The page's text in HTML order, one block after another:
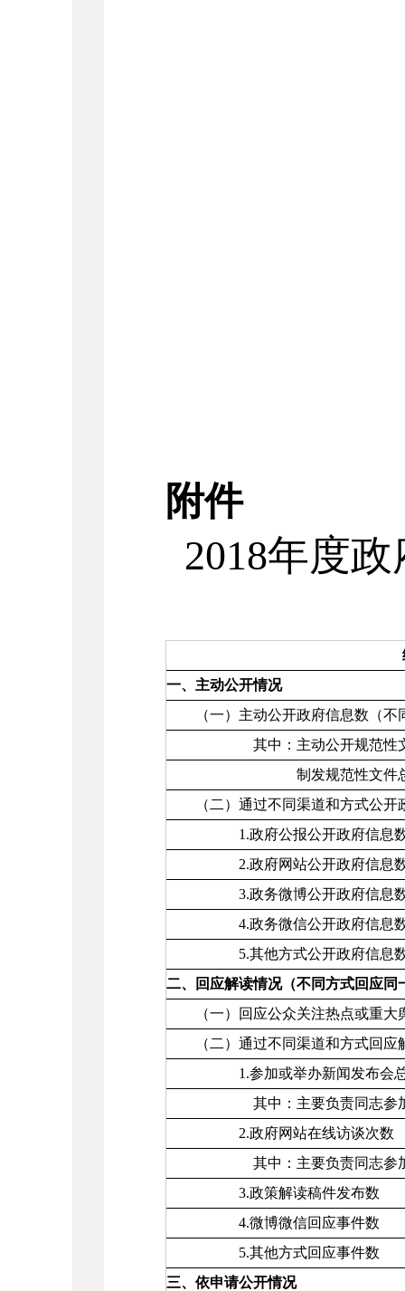
附件
2018年度
一、主动公开情况
（一）主动公开政府信息数（不
其中：主动公开规范性文
制发规范性文件总
（二）通过不同渠道和方式公开
1.政府公报公开政府信息
2.政府网站公开政府信息
3.政务微博公开政府信息
4.政务微信公开政府信息
5.其他方式公开政府信息
二、回应解读情况（不同方式回应同
（一）回应公众关注热点或重大
（二）通过不同渠道和方式回应
1.参加或举办新闻发布会总
其中：主要负责同志参加
2.政府网站在线访谈次数
其中：主要负责同志参加政
3.政策解读稿件发布数
4.微博微信回应事件数
5.其他方式回应事件数
三、依申请公开情况